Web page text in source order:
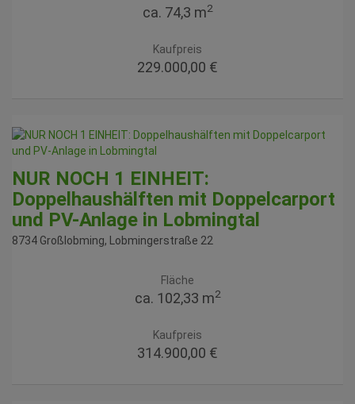
ca. 74,3 m2
Kaufpreis
229.000,00 €
NUR NOCH 1 EINHEIT:
Doppelhaushälften mit Doppelcarport
und PV-Anlage in Lobmingtal
8734 Großlobming, Lobmingerstraße 22
Fläche
ca. 102,33 m2
Kaufpreis
314.900,00 €